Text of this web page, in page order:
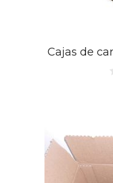
Cajas de